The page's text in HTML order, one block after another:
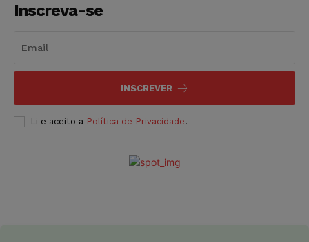
Inscreva-se
INSCREVER
Li e aceito a Política de Privacidade.